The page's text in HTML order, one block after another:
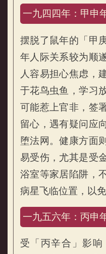
一九四四年：甲申
摆脱了鼠年的「甲
年人际关系较为顺
人容易担心焦虑，
于花鸟虫鱼，学习
可能惹上官非，签
留心，遇有疑问应
堕法网。健康方面
易受伤，尤其是受
浴室等家居陷阱，
病星飞临位置，以
一九五六年：丙申
受「丙辛合」影